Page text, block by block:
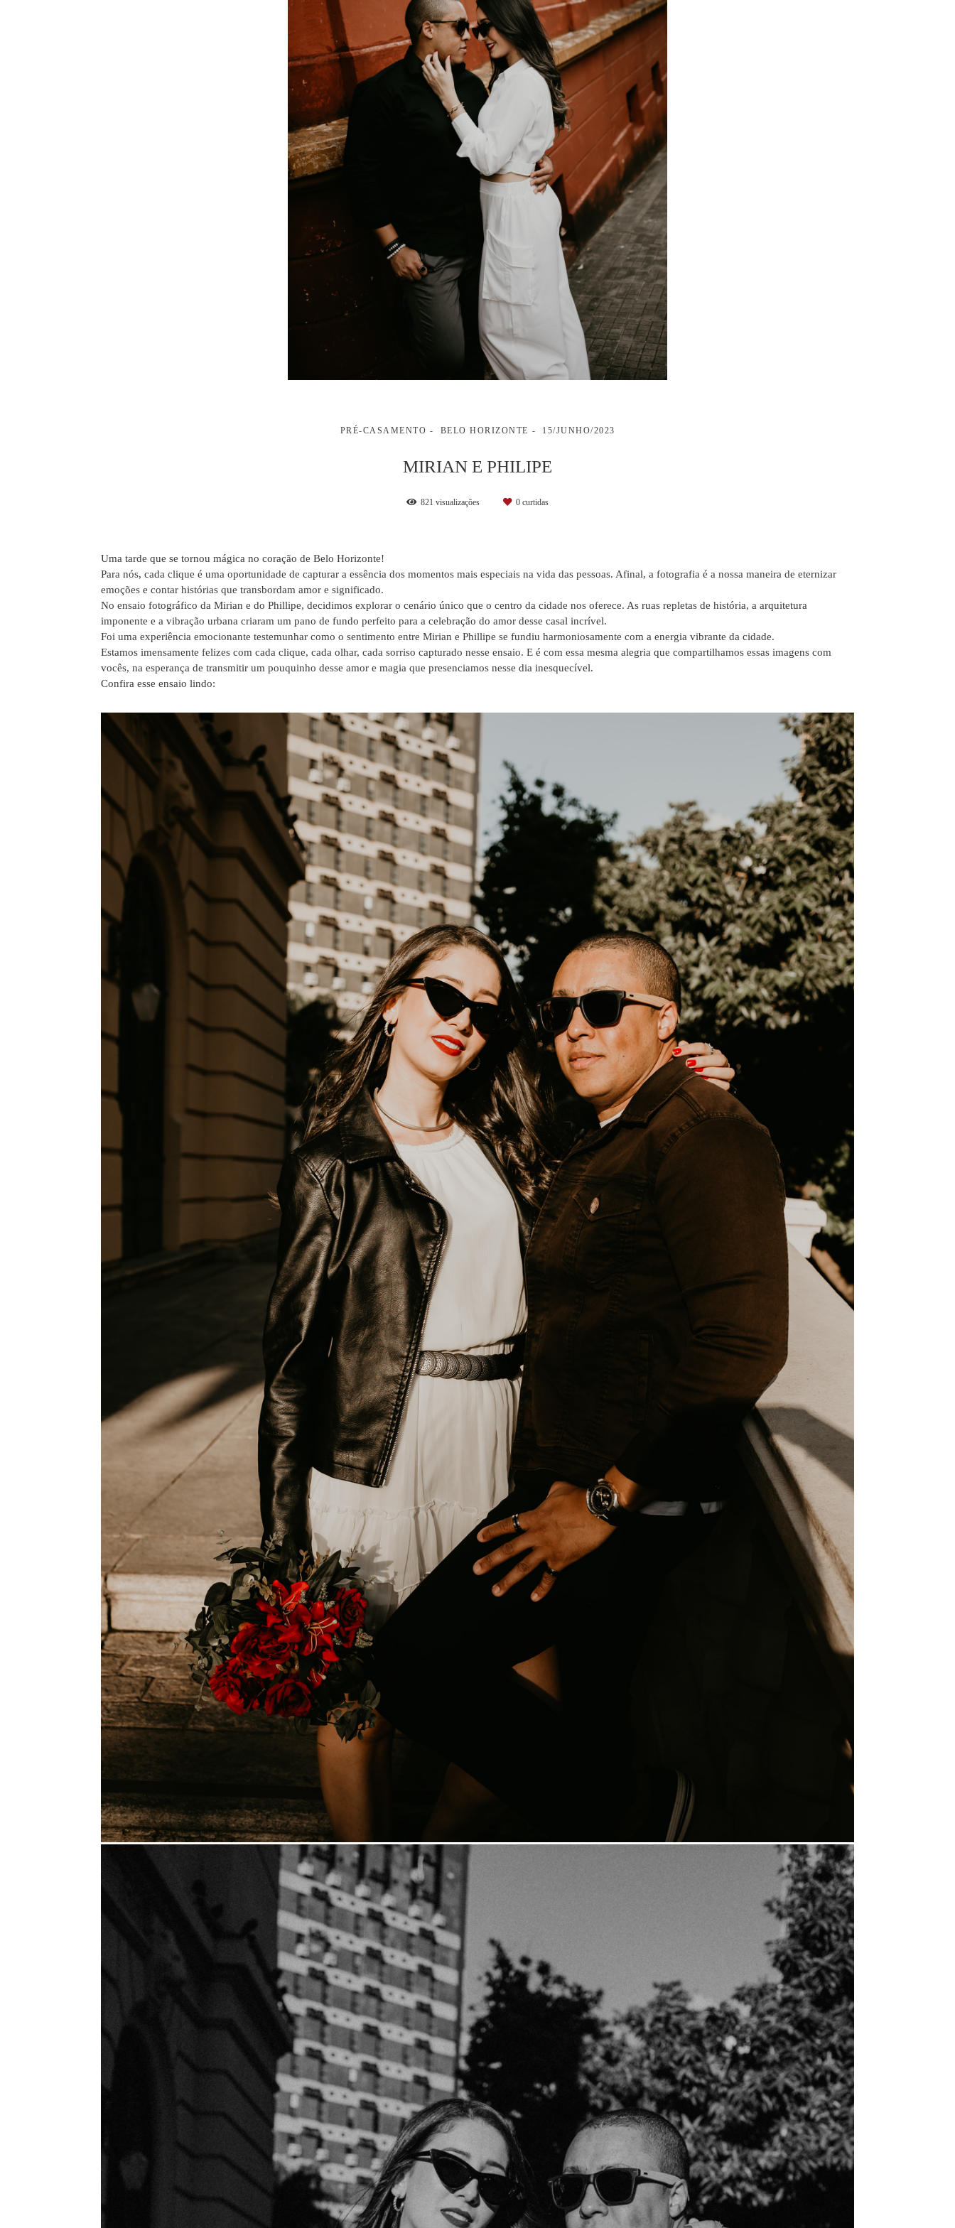
PRÉ-CASAMENTO BELO HORIZONTE 15/JUNHO/2023
MIRIAN E PHILIPE
821 visualizações 0 curtidas
Uma tarde que se tornou mágica no coração de Belo Horizonte!
Para nós, cada clique é uma oportunidade de capturar a essência dos momentos mais especiais na vida das pessoas. Afinal, a fotografia é a nossa maneira de eternizar
emoções e contar histórias que transbordam amor e significado.
No ensaio fotográfico da Mirian e do Phillipe, decidimos explorar o cenário único que o centro da cidade nos oferece. As ruas repletas de história, a arquitetura
imponente e a vibração urbana criaram um pano de fundo perfeito para a celebração do amor desse casal incrível.
Foi uma experiência emocionante testemunhar como o sentimento entre Mirian e Phillipe se fundiu harmoniosamente com a energia vibrante da cidade.
Estamos imensamente felizes com cada clique, cada olhar, cada sorriso capturado nesse ensaio. E é com essa mesma alegria que compartilhamos essas imagens com
vocês, na esperança de transmitir um pouquinho desse amor e magia que presenciamos nesse dia inesquecível.
Confira esse ensaio lindo: